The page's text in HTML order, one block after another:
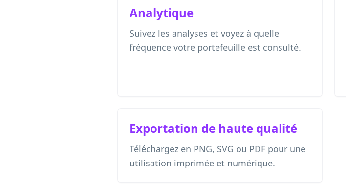
Analytique
Suivez les analyses et voyez à quelle
fréquence votre portefeuille est consulté.
Exportation de haute qualité
Téléchargez en PNG, SVG ou PDF pour une
utilisation imprimée et numérique.